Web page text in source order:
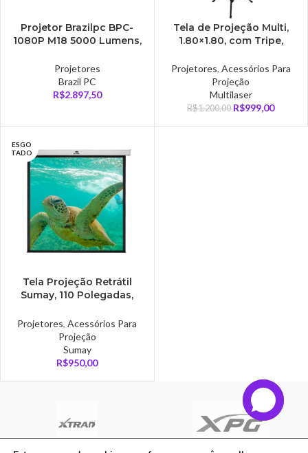
Projetor Brazilpc BPC-
1080P M18 5000 Lumens,
CARD, Preto e Branco –
BPC-1080P
Projetores
Brazil PC
R$2.897,50
Tela de Projeção Multi,
1.80×1.80, com Tripe,
Projetores, Acessórios Para
Projeção
Multilaser
R$1.200,00 R$999,00
ESGO
TADO
Tela Projeção Retrátil
Sumay, 110 Polegadas,
– TRQS110
Projetores,Acessórios Para
Projeção
Sumay
R$950,00